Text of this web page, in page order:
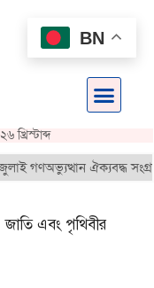
ঐক্যবদ্ধ সংগ্রামের
জাতি এবং পৃথিবীর
BN